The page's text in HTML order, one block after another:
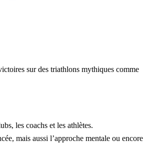
sur des triathlons mythiques comme
les coachs et les athlètes.
mais aussi l’approche mentale ou encore